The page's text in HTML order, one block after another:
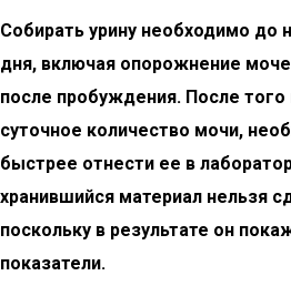
Собирать урину необходимо до
дня, включая опорожнение
после пробуждения. После того
суточное количество мочи,
быстрее отнести ее в
хранившийся материал нельзя
поскольку в результате он
показатели.